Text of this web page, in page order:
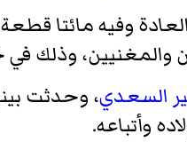
وفيه مائتا
والمغنيين، وذلك في
السعدي، وحدثت
وأتباعه.